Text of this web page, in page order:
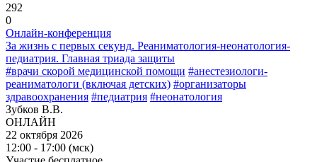
292
0
Онлайн-конференция
За жизнь с первых секунд. Реаниматология-неонатология-
педиатрия. Главная триада защиты
#врачи скорой медицинской помощи #анестезиологи-
реаниматологи (включая детских) #организаторы
здравоохранения #педиатрия #неонатология
Зубков В.В.
ОНЛАЙН
22 октября 2026
12:00 - 17:00 (мск)